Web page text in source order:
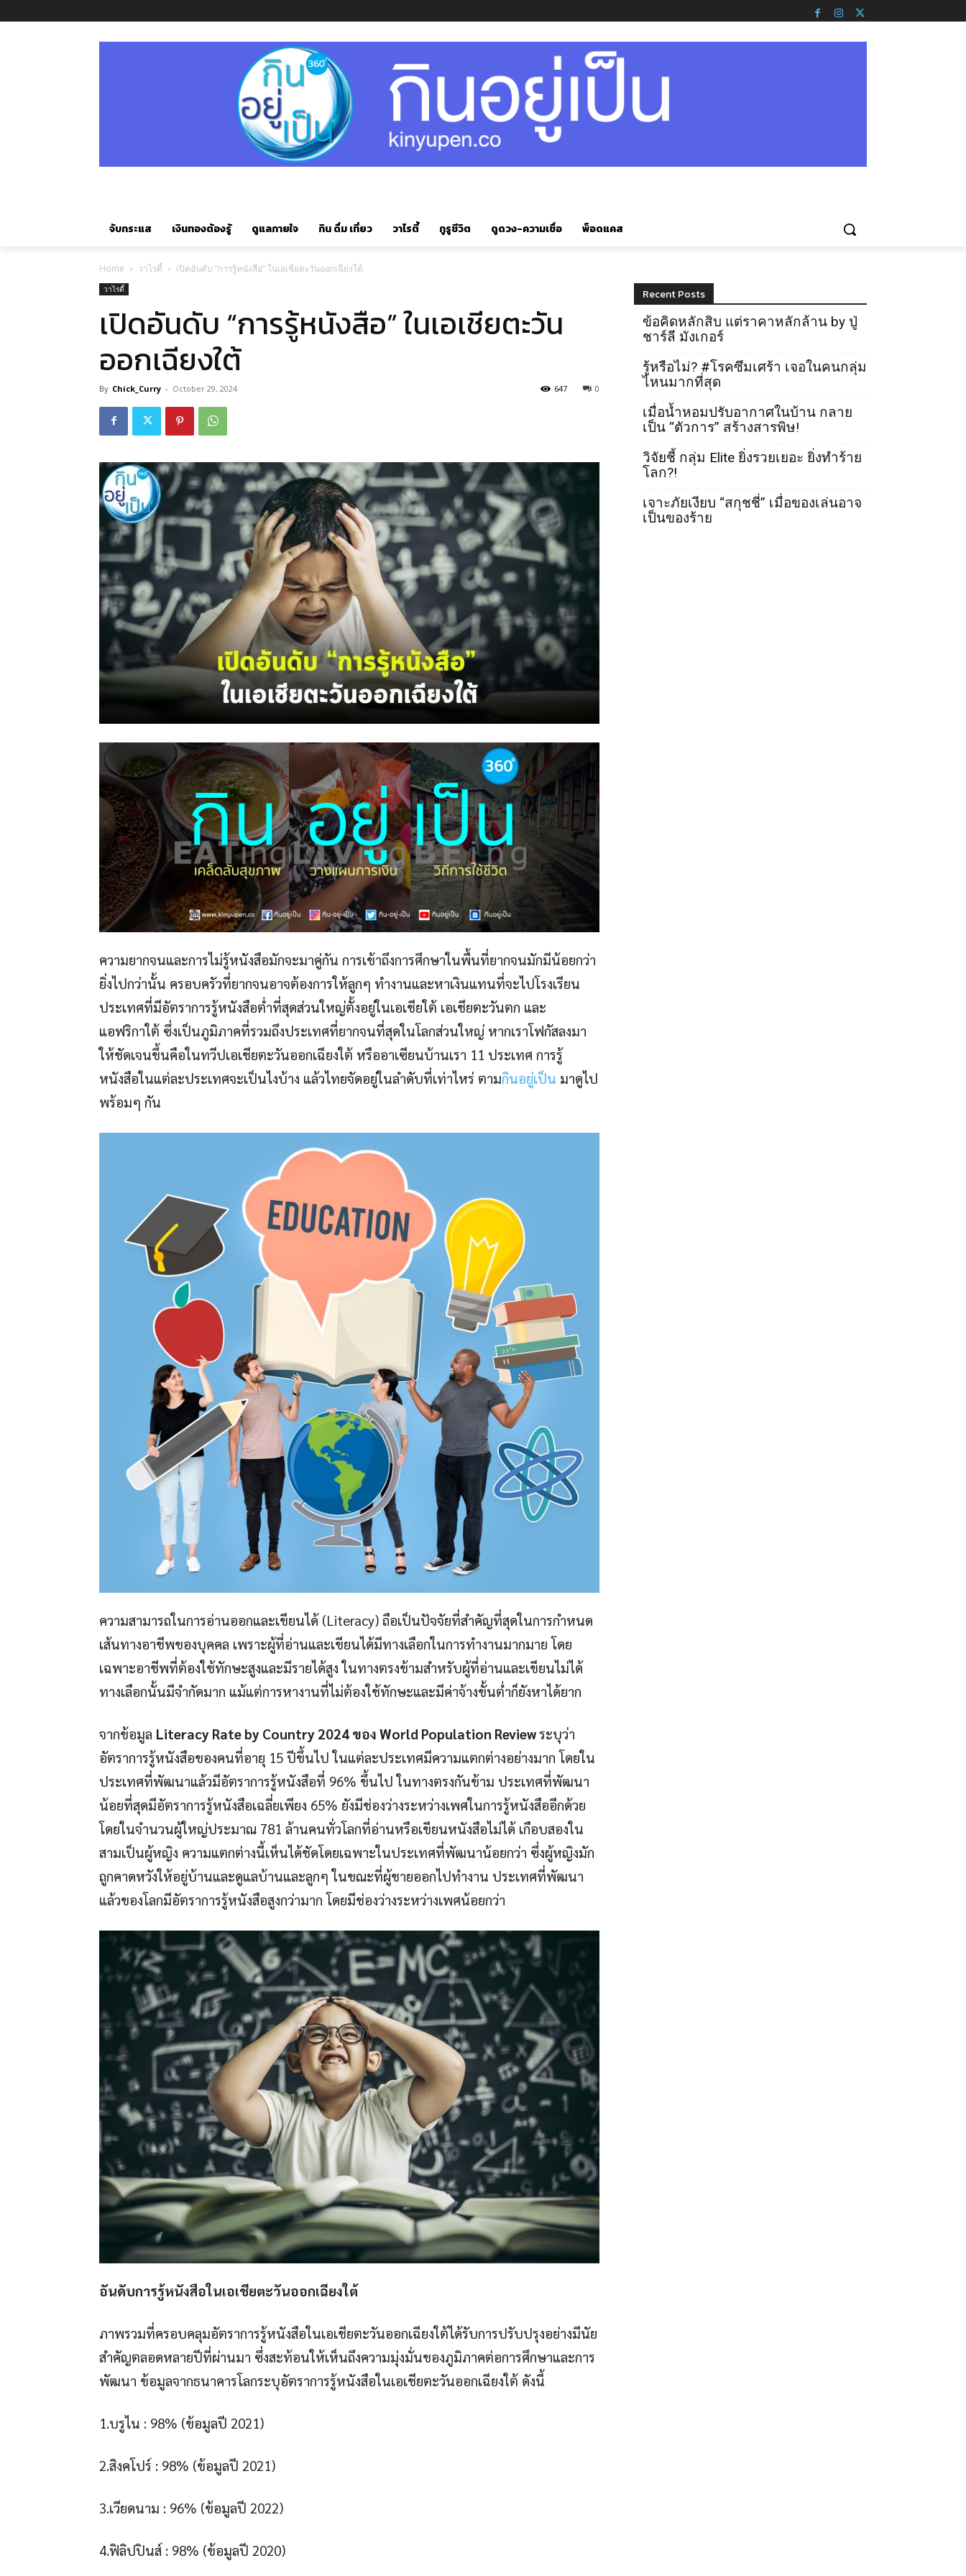
จับกระแส เงินทองต้องรู้ ดูแลกายใจ กิน ดื่ม เที่ยว วาไรตี้ กูรูชีวิต ดูดวง-ความเชื่อ พ็อดแคส
Home วาไรตี้ เปิดอันดับ “การรู้หนังสือ” ในเอเชียตะวันออกเฉียงใต้
วาไรตี้
เปิดอันดับ “การรู้หนังสือ” ในเอเชียตะวัน
ออกเฉียงใต้
By Chick_Curry - October 29, 2024 0
647
ความยากจนและการไม่รู้หนังสือมักจะมาคู่กัน การเข้าถึงการศึกษาในพื้นที่ยากจนมักมีน้อยกว่า
ยิ่งไปกว่านั้น ครอบครัวที่ยากจนอาจต้องการให้ลูกๆ ทำงานและหาเงินแทนที่จะไปโรงเรียน
ประเทศที่มีอัตราการรู้หนังสือต่ำที่สุดส่วนใหญ่ตั้งอยู่ในเอเชียใต้ เอเชียตะวันตก และ
แอฟริกาใต้ ซึ่งเป็นภูมิภาคที่รวมถึงประเทศที่ยากจนที่สุดในโลกส่วนใหญ่ หากเราโฟกัสลงมา
ให้ชัดเจนขึ้นคือในทวีปเอเชียตะวันออกเฉียงใต้ หรืออาเซียนบ้านเรา 11 ประเทศ การรู้
หนังสือในแต่ละประเทศจะเป็นไงบ้าง แล้วไทยจัดอยู่ในลำดับที่เท่าไหร่ ตามกินอยู่เป็น มาดูไป
พร้อมๆ กัน
ความสามารถในการอ่านออกและเขียนได้ (Literacy) ถือเป็นปัจจัยที่สำคัญที่สุดในการกำหนด
เส้นทางอาชีพของบุคคล เพราะผู้ที่อ่านและเขียนได้มีทางเลือกในการทำงานมากมาย โดย
เฉพาะอาชีพที่ต้องใช้ทักษะสูงและมีรายได้สูง ในทางตรงข้ามสำหรับผู้ที่อ่านและเขียนไม่ได้
ทางเลือกนั้นมีจำกัดมาก แม้แต่การหางานที่ไม่ต้องใช้ทักษะและมีค่าจ้างขั้นต่ำก็ยังหาได้ยาก
จากข้อมูล Literacy Rate by Country 2024 ของ World Population Reviewระบุว่า
อัตราการรู้หนังสือของคนที่อายุ 15 ปีขึ้นไป ในแต่ละประเทศมีความแตกต่างอย่างมาก โดยใน
ประเทศที่พัฒนาแล้วมีอัตราการรู้หนังสือที่ 96% ขึ้นไป ในทางตรงกันข้าม ประเทศที่พัฒนา
น้อยที่สุดมีอัตราการรู้หนังสือเฉลี่ยเพียง 65% ยังมีช่องว่างระหว่างเพศในการรู้หนังสืออีกด้วย
โดยในจำนวนผู้ใหญ่ประมาณ 781 ล้านคนทั่วโลกที่อ่านหรือเขียนหนังสือไม่ได้ เกือบสองใน
สามเป็นผู้หญิง ความแตกต่างนี้เห็นได้ชัดโดยเฉพาะในประเทศที่พัฒนาน้อยกว่า ซึ่งผู้หญิงมัก
ถูกคาดหวังให้อยู่บ้านและดูแลบ้านและลูกๆ ในขณะที่ผู้ชายออกไปทำงาน ประเทศที่พัฒนา
แล้วของโลกมีอัตราการรู้หนังสือสูงกว่ามาก โดยมีช่องว่างระหว่างเพศน้อยกว่า
อันดับการรู้หนังสือในเอเชียตะวันออกเฉียงใต้
ภาพรวมที่ครอบคลุมอัตราการรู้หนังสือในเอเชียตะวันออกเฉียงใต้ได้รับการปรับปรุงอย่างมีนัย
สำคัญตลอดหลายปีที่ผ่านมา ซึ่งสะท้อนให้เห็นถึงความมุ่งมั่นของภูมิภาคต่อการศึกษาและการ
พัฒนา ข้อมูลจากธนาคารโลกระบุอัตราการรู้หนังสือในเอเชียตะวันออกเฉียงใต้ ดังนี้
1.บรูไน : 98% (ข้อมูลปี 2021)
2.สิงคโปร์ : 98% (ข้อมูลปี 2021)
3.เวียดนาม : 96% (ข้อมูลปี 2022)
4.ฟิลิปปินส์ : 98% (ข้อมูลปี 2020)
Recent Posts
ข้อคิดหลักสิบ แต่ราคาหลักล้าน by ปู่
ชาร์ลี มังเกอร์
รู้หรือไม่? #โรคซึมเศร้า เจอในคนกลุ่ม
ไหนมากที่สุด
เมื่อน้ำหอมปรับอากาศในบ้าน กลาย
เป็น “ตัวการ” สร้างสารพิษ!
วิจัยชี้ กลุ่ม Elite ยิ่งรวยเยอะ ยิ่งทำร้าย
โลก?!
เจาะภัยเงียบ “สกุชชี่” เมื่อของเล่นอาจ
เป็นของร้าย